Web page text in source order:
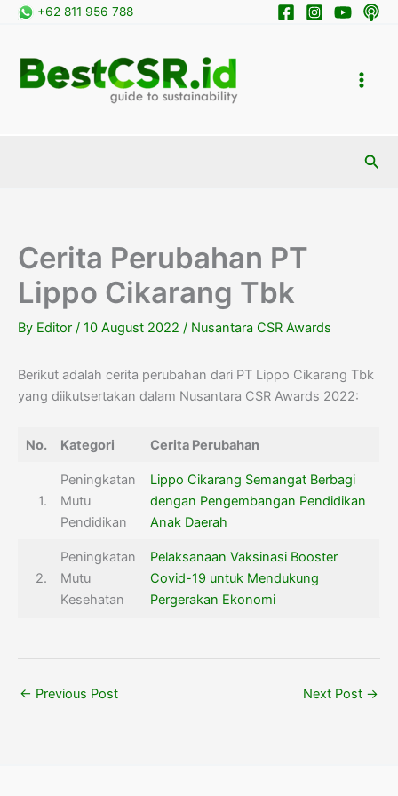
Skip
+62 811 956 788
Cerita Perubahan PT
Lippo Cikarang Tbk
By Editor / 10 August 2022 / Nusantara CSR Awards
Berikut adalah cerita perubahan dari PT Lippo Cikarang Tbk
yang diikutsertakan dalam Nusantara CSR Awards 2022:
No. Kategori Cerita Perubahan
1.
Peningkatan
Mutu
Pendidikan
Lippo Cikarang Semangat Berbagi
dengan Pengembangan Pendidikan
Anak Daerah
2.
Peningkatan
Mutu
Kesehatan
Pelaksanaan Vaksinasi Booster
Covid-19 untuk Mendukung
Pergerakan Ekonomi
← Previous Post Next Post →